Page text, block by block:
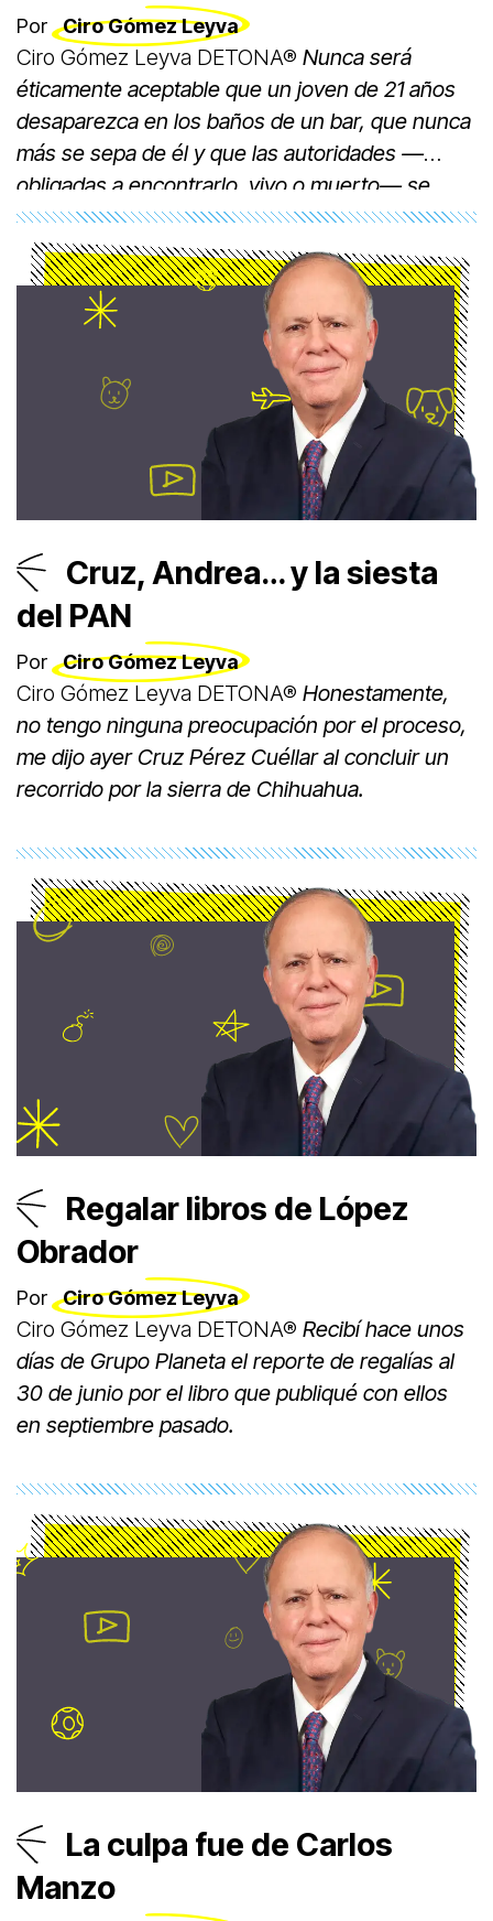
Por Ciro Gómez Leyva
Ciro Gómez Leyva DETONA® Nunca será
éticamente aceptable que un joven de 21 años
desaparezca en los baños de un bar, que nunca
más se sepa de él y que las autoridades —
obligadas a encontrarlo, vivo o muerto— se
desentiendan del caso.
Cruz, Andrea… y la siesta
del PAN
Por Ciro Gómez Leyva
Ciro Gómez Leyva DETONA® Honestamente,
no tengo ninguna preocupación por el proceso,
me dijo ayer Cruz Pérez Cuéllar al concluir un
recorrido por la sierra de Chihuahua.
Regalar libros de López
Obrador
Por Ciro Gómez Leyva
Ciro Gómez Leyva DETONA® Recibí hace unos
días de Grupo Planeta el reporte de regalías al
30 de junio por el libro que publiqué con ellos
en septiembre pasado.
La culpa fue de Carlos
Manzo